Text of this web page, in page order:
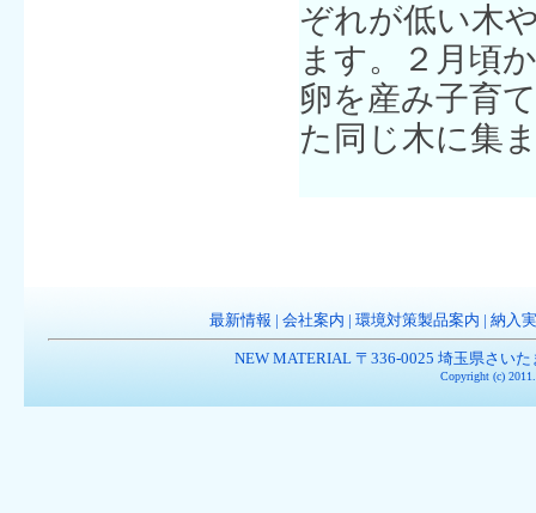
ぞれが低い木
ます。２月頃
卵を産み子育
た同じ木に集
最新情報 会社案内 環境対策製品案内 納入
NEW MATERIAL 〒336-0025 埼玉県さい
Copyright (c)